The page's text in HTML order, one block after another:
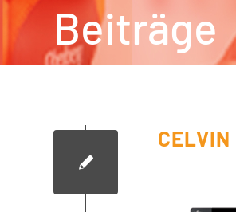
Beiträge
CELVIN